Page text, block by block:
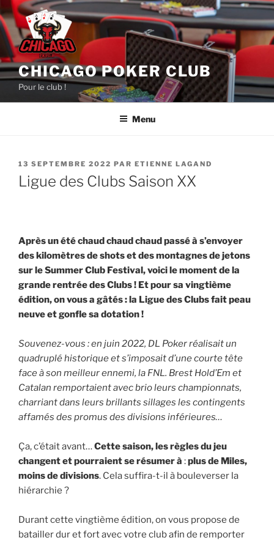
Aller
au
contenu
principal
CHICAGO POKER CLUB
Pour le club !
Menu
PUBLIÉ
LE
13 SEPTEMBRE 2022 PAR ETIENNE LAGAND
Ligue des Clubs Saison XX
Après un été chaud chaud chaud passé à s’envoyer
des kilomètres de shots et des montagnes de jetons
sur le Summer Club Festival, voici le moment de la
grande rentrée des Clubs ! Et pour sa vingtième
édition, on vous a gâtés : la Ligue des Clubs fait peau
neuve et gonfle sa dotation !
Souvenez-vous : en juin 2022, DL Poker réalisait un
quadruplé historique et s’imposait d’une courte tête
face à son meilleur ennemi, la FNL. Brest Hold’Em et
Catalan remportaient avec brio leurs championnats,
charriant dans leurs brillants sillages les contingents
affamés des promus des divisions inférieures…
Ça, c’était avant…Cette saison, les règles du jeu
changent et pourraient se résumer à :plus de Miles,
moins de divisions. Cela suffira-t-il à bouleverser la
hiérarchie ?
Durant cette vingtième édition, on vous propose de
batailler dur et fort avec votre club afin de remporter